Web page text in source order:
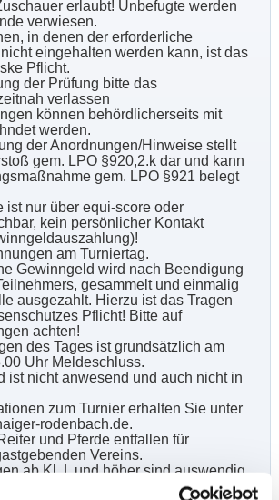
erlaubt! Unbefugte werden
verwiesen.
in denen der erforderliche
eingehalten werden kann, ist das
Pflicht.
der Prüfung bitte das
verlassen
können behördlicherseits mit
werden.
der Anordnungen/Hinweise stellt
gem. LPO §920,2.k dar und kann
gem. LPO §921 belegt
ist nur über equi-score oder
kein persönlicher Kontakt
am Turniertag.
Gewinngeld wird nach Beendigung
gesammelt und einmalig
ausgezahlt. Hierzu ist das Tragen
Pflicht! Bitte auf
achten!
des Tages ist grundsätzlich am
Uhr Meldeschluss.
ist nicht anwesend und auch nicht in
zum Turnier erhalten Sie unter
rodenbach.de.
und Pferde entfallen für
Vereins.
ab Kl. L und höher sind auswendig
Kommandogeber zu reiten.